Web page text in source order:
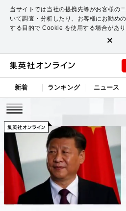
当サイトでは当社の提携先等がお客様の
いて調査・分析したり、お客様にお勧め
する目的で Cookie を使用する場合があり
×
新着 ランキング ニュース